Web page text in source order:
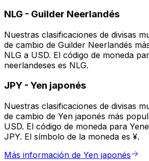
NLG - Guilder Neerlandés
Nuestras clasificaciones de divisas
de cambio de Guilder Neerlandés
NLG a USD. El código de moneda
neerlandeses es NLG.
JPY - Yen japonés
Nuestras clasificaciones de divisas
de cambio de Yen japonés más
USD. El código de moneda para
JPY. El símbolo de la moneda es ¥.
Más información de Yen japonés